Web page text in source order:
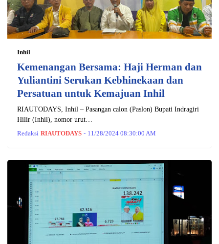
Inhil
Kemenangan Bersama: Haji Herman dan
Yuliantini Serukan Kebhinekaan dan
Persatuan untuk Kemajuan Inhil
RIAUTODAYS, Inhil – Pasangan calon (Paslon) Bupati Indragiri
Hilir (Inhil), nomor urut…
Redaksi RIAUTODAYS - 11/28/2024 08:30:00 AM